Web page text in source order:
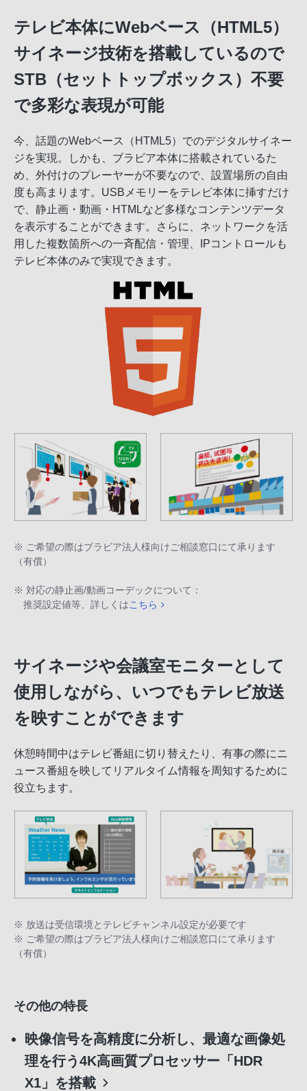
テレビ本体にWebベース（HTML5）
サイネージ技術を搭載しているので
STB（セットトップボックス）不要
で多彩な表現が可能
今、話題のWebベース（HTML5）でのデジタルサイネー
ジを実現。しかも、ブラビア本体に搭載されているた
め、外付けのプレーヤーが不要なので、設置場所の自由
度も高まります。USBメモリーをテレビ本体に挿すだけ
で、静止画・動画・HTMLなど多様なコンテンツデータ
を表示することができます。さらに、ネットワークを活
用した複数箇所への一斉配信・管理、IPコントロールも
テレビ本体のみで実現できます。
※ ご希望の際はブラビア法人様向けご相談窓口にて承ります
（有償）
※ 対応の静止画/動画コーデックについて：
推奨設定値等、詳しくはこちら
サイネージや会議室モニターとして
使用しながら、いつでもテレビ放送
を映すことができます
休憩時間中はテレビ番組に切り替えたり、有事の際にニ
ュース番組を映してリアルタイム情報を周知するために
役立ちます。
※ 放送は受信環境とテレビチャンネル設定が必要です
※ ご希望の際はブラビア法人様向けご相談窓口にて承ります
（有償）
その他の特長
映像信号を高精度に分析し、最適な画像処
理を行う4K高画質プロセッサー「HDR
X1」を搭載